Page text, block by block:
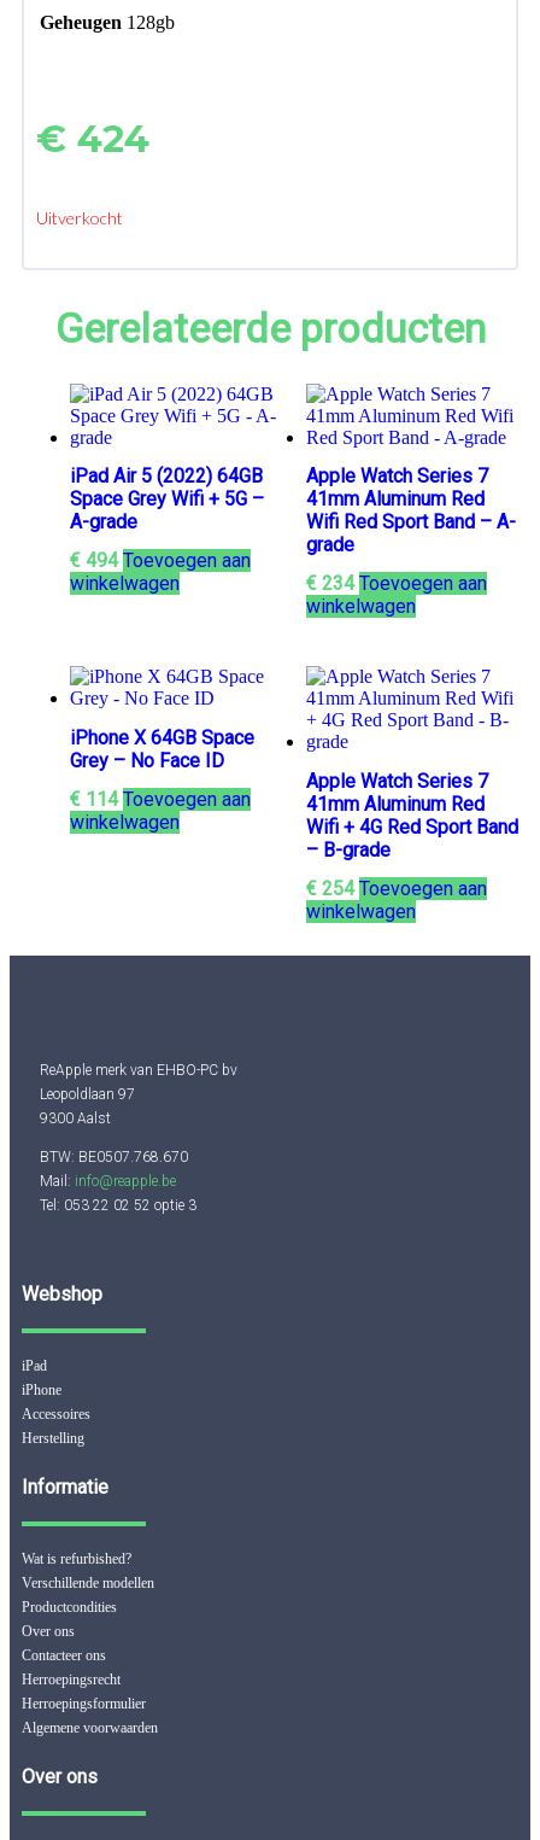
Geheugen 128gb
€ 424
Uitverkocht
Gerelateerde producten
iPad Air 5 (2022) 64GB
Space Grey Wifi + 5G –
A-grade
€ 494 Toevoegen aan
winkelwagen
Apple Watch Series 7
41mm Aluminum Red
Wifi Red Sport Band – A-
grade
€ 234 Toevoegen aan
winkelwagen
iPhone X 64GB Space
Grey – No Face ID
€ 114 Toevoegen aan
winkelwagen
Apple Watch Series 7
41mm Aluminum Red
Wifi + 4G Red Sport Band
– B-grade
€ 254 Toevoegen aan
winkelwagen
ReApple merk van EHBO-PC bv
Leopoldlaan 97
9300 Aalst
BTW: BE0507.768.670
Mail: info@reapple.be
Tel: 053 22 02 52 optie 3
Webshop
iPad
iPhone
Accessoires
Herstelling
Informatie
Wat is refurbished?
Verschillende modellen
Productcondities
Over ons
Contacteer ons
Herroepingsrecht
Herroepingsformulier
Algemene voorwaarden
Over ons